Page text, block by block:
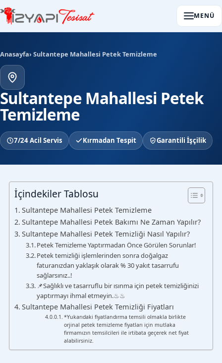
MENÜ
Anasayfa› Sultantepe Mahallesi Petek Temizleme
Sultantepe Mahallesi Petek
Temizleme
7/24 Acil Servis Kırmadan Tespit Garantili İşçilik
İçindekiler Tablosu
Sultantepe Mahallesi Petek Temizleme
Sultantepe Mahallesi Petek Bakımı Ne Zaman Yapılır?
Sultantepe Mahallesi Petek Temizliği Nasıl Yapılır?
Petek Temizleme Yaptırmadan Önce Görülen Sorunlar!
Petek temizliği işlemlerinden sonra doğalgaz
faturanızdan yaklaşık olarak % 30 yakıt tasarrufu
sağlarsınız..!
📌Sağlıklı ve tasarruflu bir ısınma için petek temizliğinizi
yaptırmayı ihmal etmeyin.♨♨
Sultantepe Mahallesi Petek Temizliği Fiyatları
*Yukarıdaki fiyatlandırma temsili olmakla birlikte
orjinal petek temizleme fiyatları için mutlaka
firmamızın temsilcileri ile irtibata geçerek net fiyat
alabilirsiniz.